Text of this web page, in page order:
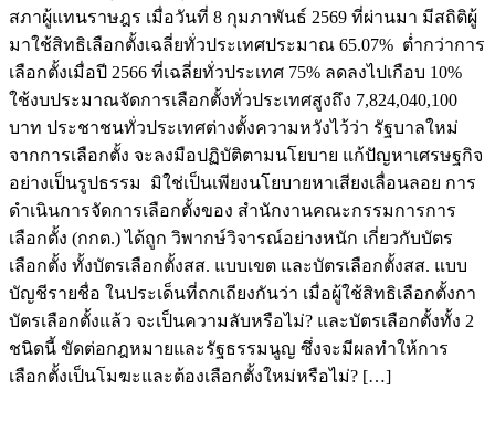
สภาผู้แทนราษฎร เมื่อวันที่ 8 กุมภาพันธ์ 2569 ที่ผ่านมา มีสถิติผู้
มาใช้สิทธิเลือกตั้งเฉลี่ยทั่วประเทศประมาณ 65.07% ต่ำกว่าการ
เลือกตั้งเมื่อปี 2566 ที่เฉลี่ยทั่วประเทศ 75% ลดลงไปเกือบ 10%
ใช้งบประมาณจัดการเลือกตั้งทั่วประเทศสูงถึง 7,824,040,100
บาท ประชาชนทั่วประเทศต่างตั้งความหวังไว้ว่า รัฐบาลใหม่
จากการเลือกตั้ง จะลงมือปฏิบัติตามนโยบาย แก้ปัญหาเศรษฐกิจ
อย่างเป็นรูปธรรม มิใช่เป็นเพียงนโยบายหาเสียงเลื่อนลอย การ
ดำเนินการจัดการเลือกตั้งของ สำนักงานคณะกรรมการการ
เลือกตั้ง (กกต.) ได้ถูก วิพากษ์วิจารณ์อย่างหนัก เกี่ยวกับบัตร
เลือกตั้ง ทั้งบัตรเลือกตั้งสส. แบบเขต และบัตรเลือกตั้งสส. แบบ
บัญชีรายชื่อ ในประเด็นที่ถกเถียงกันว่า เมื่อผู้ใช้สิทธิเลือกตั้งกา
บัตรเลือกตั้งแล้ว จะเป็นความลับหรือไม่? และบัตรเลือกตั้งทั้ง 2
ชนิดนี้ ขัดต่อกฎหมายและรัฐธรรมนูญ ซึ่งจะมีผลทำให้การ
เลือกตั้งเป็นโมฆะและต้องเลือกตั้งใหม่หรือไม่? […]